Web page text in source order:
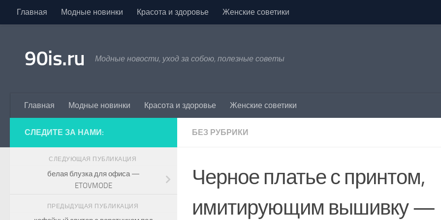
Skip to content
Главная Модные новинки Красота и здоровье Женские советики
90is.ru Модные новости, уход за собою, полезные советы
Главная Модные новинки Красота и здоровье Женские советики
БЕЗ РУБРИКИ
Черное платье с принтом,
имитирующим вышивку —
СЛЕДИТЕ ЗА НАМИ:
СЛЕДУЮЩАЯ ПУБЛИКАЦИЯ
белая блузка для офиса —
ETOVMODE
ПРЕДЫДУЩАЯ ПУБЛИКАЦИЯ